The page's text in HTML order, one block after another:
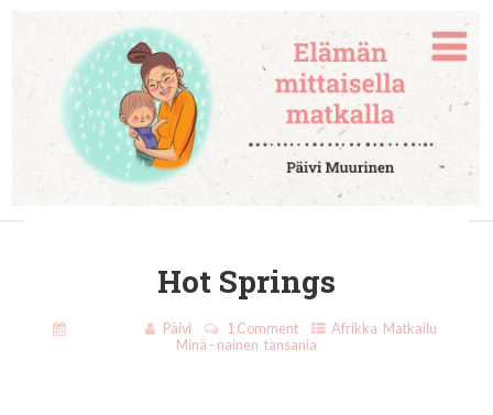
Hot Springs
Päivi 1 Comment Afrikka Matkailu
Minä - nainen tansania